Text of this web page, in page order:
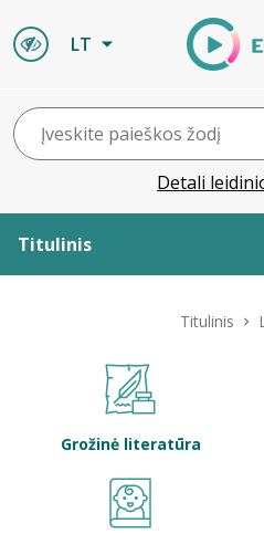
LT
Detali
Titulinis
Titulinis
Grožinė literatūra